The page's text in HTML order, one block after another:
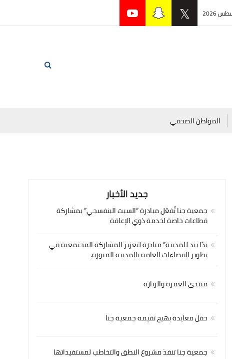
المواطن الصحفي
جديد الأخبار
جمعية جنا تُفعّل مبادرة “السبت البنفسجي” بمشاركة
قطاعات خاصة لخدمة ذوي الإعاقة
يدًا بيد للمدينة” مبادرة لتعزيز المشاركة المجتمعية في
تطوير الفضاءات العامة بالمدينة المنورة.
منتدى العمرة والزيارة
حفل معايدة بهيج تقيمه جمعية جنا
جمعية جنا تنفذ مشروع النطق والتخاطب لمستفيداتها